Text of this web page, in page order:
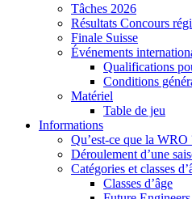
Tâches 2026
Résultats Concours
Finale Suisse
Événements
Qualifications
Conditions
Matériel
Table de jeu
Informations
Qu’est-ce que la WRO
Déroulement d’une
Catégories et classes
Classes d’âge